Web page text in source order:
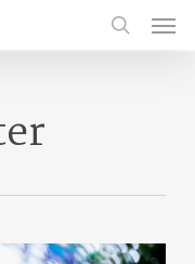
search
Menu